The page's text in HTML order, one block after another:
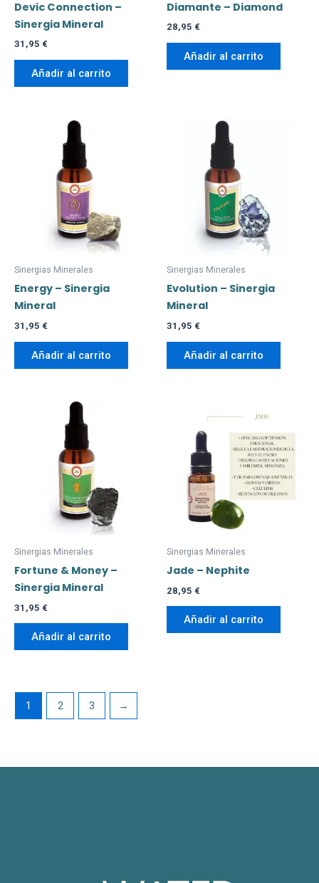
Devic Connection –
Sinergia Mineral
31,95 €
Añadir al carrito
Diamante – Diamond
28,95 €
Añadir al carrito
Sinergias Minerales
Energy – Sinergia
Mineral
31,95 €
Añadir al carrito
Sinergias Minerales
Evolution – Sinergia
Mineral
31,95 €
Añadir al carrito
Sinergias Minerales
Fortune & Money –
Sinergia Mineral
31,95 €
Añadir al carrito
Sinergias Minerales
Jade – Nephite
28,95 €
Añadir al carrito
1 2 3 →